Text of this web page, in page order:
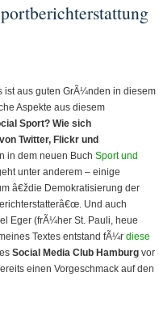
aus guten GrÃ¼nden in diesem
Aspekte aus diesem
Sport? Wie sich
Twitter, Flickr und
in dem neuen Buch Sport und
unter anderem – einige
â€ždie Demokratisierung der
Und auch
Eger (frÃ¼her St. Pauli, heue
Textes entstand fÃ¼r diese
Social Media Club Hamburg vor
einen Vorgeschmack auf den